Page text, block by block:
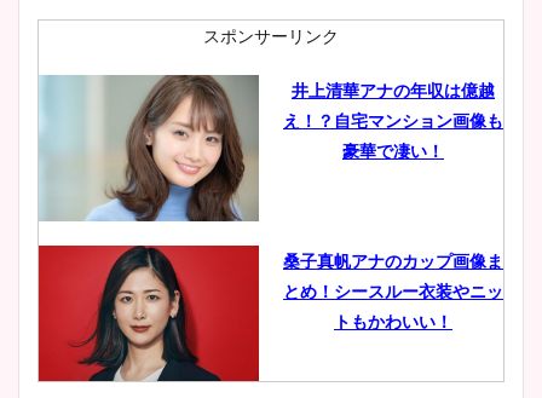
肉も凄い！
鈴木唯の太ってた時の体重が
ヤバすぎww原因や痩せたダ
豊島実季アナのカップ画像ま
とめ！美脚や水着姿に年齢も
スポンサーリンク
井上清華アナの年収は億越
え！？自宅マンション画像も
豪華で凄い！
桑子真帆アナのカップ画像ま
とめ！シースルー衣装やニッ
トもかわいい！